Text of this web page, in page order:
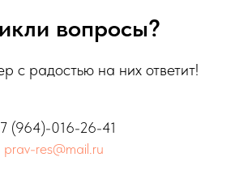
вопросы?
с радостью на них ответит!
(964)-016-26-41
prav-res@mail.ru